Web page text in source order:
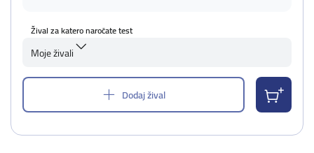
Žival za katero naročate test
Moje živali
Dodaj žival